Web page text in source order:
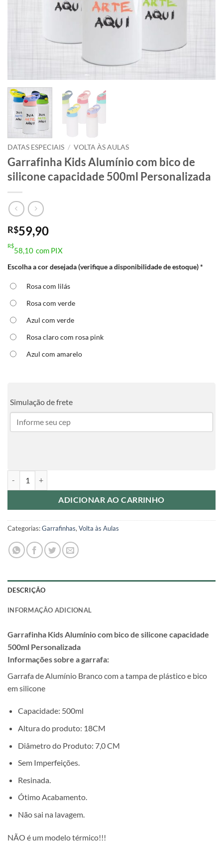
DATAS ESPECIAIS / VOLTA ÀS AULAS
Garrafinha Kids Alumínio com bico de
silicone capacidade 500ml Personalizada
R$59,90
R$
58,10 com PIX
Escolha a cor desejada (verifique a disponibilidade de estoque)*
Rosa com lilás
Rosa com verde
Azul com verde
Rosa claro com rosa pink
Azul com amarelo
Simulação de frete
ADICIONAR AO CARRINHO
Categorias:Garrafinhas, Volta às Aulas
DESCRIÇÃO
INFORMAÇÃO ADICIONAL
Garrafinha Kids Alumínio com bico de silicone capacidade
500ml Personalizada
Informações sobre a garrafa:
Garrafa de Alumínio Branco com a tampa de plástico e bico
em silicone
Capacidade: 500ml
Altura do produto: 18CM
Diâmetro do Produto: 7,0 CM
Sem Imperfeições.
Resinada.
Ótimo Acabamento.
Não sai na lavagem.
NÃO é um modelo térmico!!!